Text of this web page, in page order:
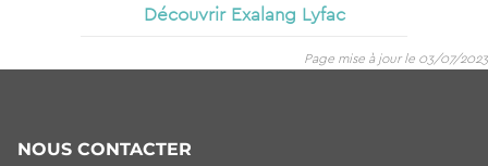
Découvrir Exalang Lyfac
Page mise à jour le 03/07/2023
NOUS CONTACTER